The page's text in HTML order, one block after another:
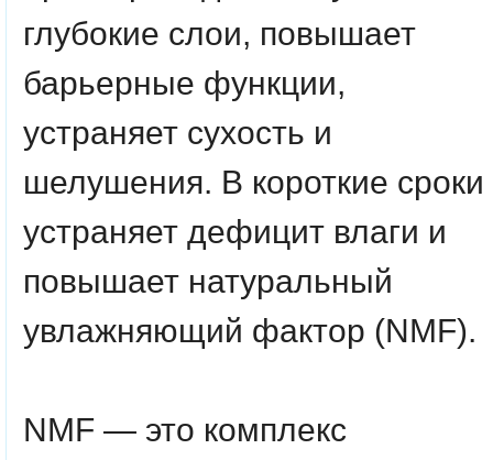
глубокие слои, повышает
барьерные функции,
устраняет сухость и
шелушения. В короткие сроки
устраняет дефицит влаги и
повышает натуральный
увлажняющий фактор (NMF).
NMF — это комплекс